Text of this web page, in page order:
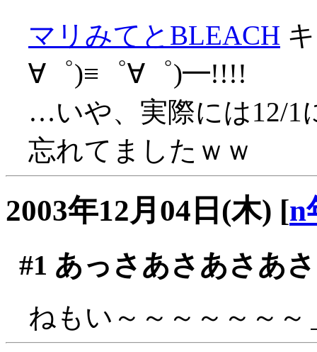
マリみてとBLEACH
∀゜)≡゜∀゜)━!!!!
…いや、実際には12/1
忘れてましたｗｗ
2003年12月04日(木) [n
#1 あっさあさあさあ
ねもい～～～～～～～